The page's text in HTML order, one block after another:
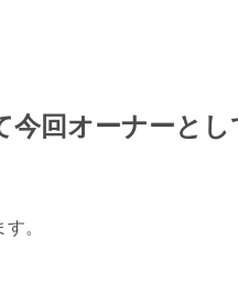
今回オーナーと
。